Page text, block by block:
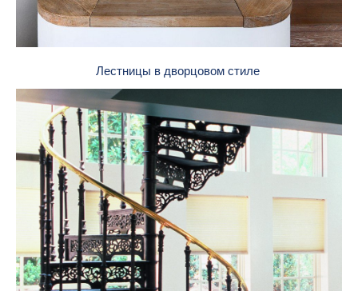
Лестницы в дворцовом стиле